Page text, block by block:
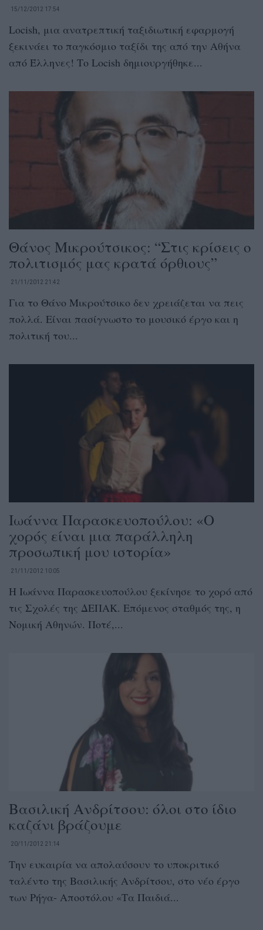
15/12/2012 17:54
Locish, μια ανατρεπτική ταξιδιωτική εφαρμογή
ξεκινάει το παγκόσμιο ταξίδι της από την Αθήνα
από Έλληνες! Το Locish δημιουργήθηκε...
Θάνος Μικρούτσικος: “Στις κρίσεις ο
πολιτισμός μας κρατά όρθιους”
21/11/2012 21:42
Για το Θάνο Μικρούτσικο δεν χρειάζεται να πεις
πολλά. Είναι πασίγνωστο το μουσικό έργο και η
πολιτική του...
Ιωάννα Παρασκευοπούλου: «Ο
χορός είναι μια παράλληλη
προσωπική μου ιστορία»
21/11/2012 10:05
Η Ιωάννα Παρασκευοπούλου ξεκίνησε το χορό από
τις Σχολές της ΔΕΠΑΚ. Επόμενος σταθμός της, η
Νομική Αθηνών. Ποτέ,...
Βασιλική Ανδρίτσου: όλοι στο ίδιο
καζάνι βράζουμε
20/11/2012 21:14
Την ευκαιρία να απολαύσουν το υποκριτικό
ταλέντο της Βασιλικής Ανδρίτσου, στο νέο έργο
των Ρήγα- Αποστόλου «Τα Παιδιά...